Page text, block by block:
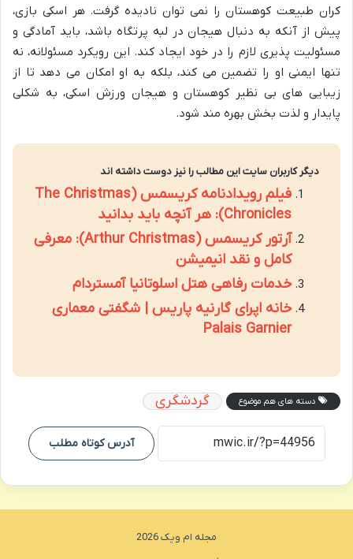
کران طبیعت کوهستان را نمی توان نادیده گرفت. هر اسکی بازی،
پیش از آنکه به دنبال هیجان در لبه پرتگاه باشد، باید آمادگی و
مسئولیت پذیری لازم را در خود ایجاد کند. این رویکرد مسئولانه، نه
تنها ایمنی او را تضمین می کند، بلکه به او امکان می دهد تا از
زیبایی های بی نظیر کوهستان و هیجان ورزش اسکی، به شکلی
پایدار و لذت بخش بهره مند شود.
دیگر کاربران سایت این مطالب را نیز دوست داشته اند
فیلم رویدادنامه کریسمس (The Christmas
Chronicles): هر آنچه باید بدانید
آرتور کریسمس (Arthur Christmas): معرفی
کامل و نقد انیمیشن
خدمات رفاهی هتل اسلوتانیا آمستردام
خانه اپرای گارنیه پاریس | شگفتی معماری
Palais Garnier
دسته های هم موضوع گردشگری
آدرس کوتاه مطلب
مجله ام ویک 2026